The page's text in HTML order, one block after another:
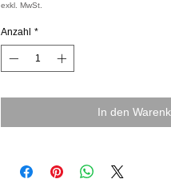
exkl. MwSt.
Anzahl *
In den